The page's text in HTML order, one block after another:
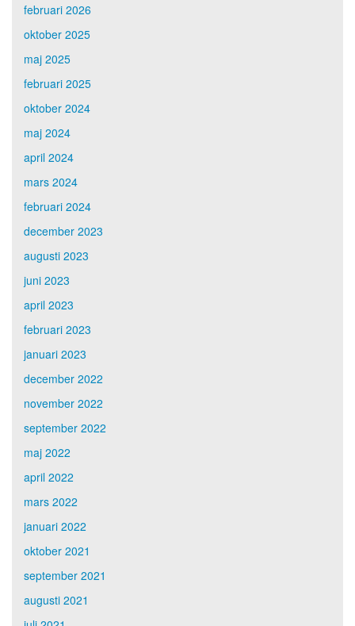
februari 2026
oktober 2025
maj 2025
februari 2025
oktober 2024
maj 2024
april 2024
mars 2024
februari 2024
december 2023
augusti 2023
juni 2023
april 2023
februari 2023
januari 2023
december 2022
november 2022
september 2022
maj 2022
april 2022
mars 2022
januari 2022
oktober 2021
september 2021
augusti 2021